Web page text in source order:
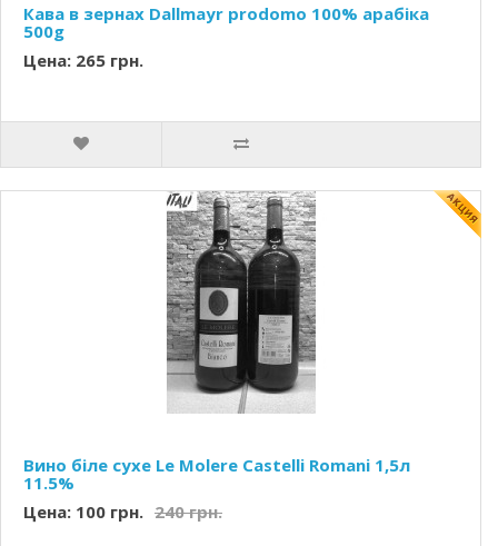
Кава в зернах Dallmayr prodomo 100% арабіка
500g
Цена: 265 грн.
Вино біле сухе Le Molere Castelli Romani 1,5л
11.5%
Цена: 100 грн. 240 грн.